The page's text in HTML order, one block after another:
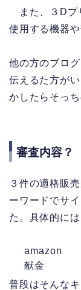
また、３Dプ
使用する機器
他の方のブロ
伝えるた方が
かしたらそっち
審査内容？
３件の適格販
ーワードでサ
た。具体的に
amazon
献金
普段はそんな